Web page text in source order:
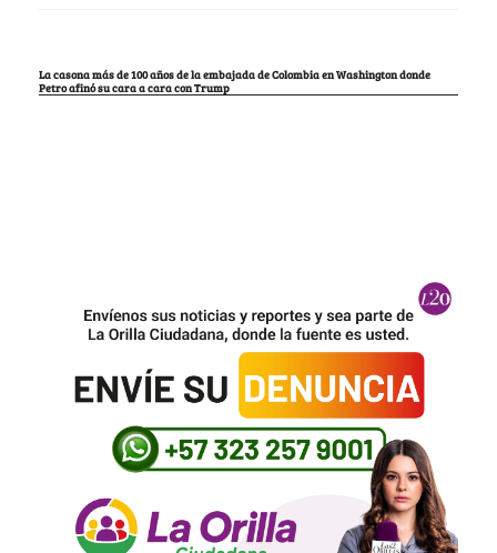
La casona más de 100 años de la embajada de Colombia en Washington donde
Petro afinó su cara a cara con Trump